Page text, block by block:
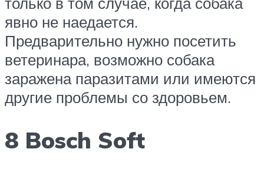
явно не наедается.
Предварительно нужно посетить
ветеринара, возможно собака
заражена паразитами или имеются
другие проблемы со здоровьем.
8 Bosch Soft